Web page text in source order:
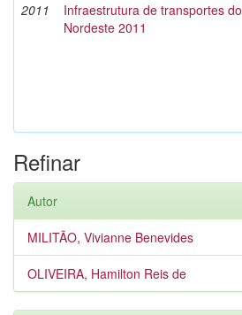
2011
Infraestrutura de transportes do
Nordeste 2011
Refinar
Autor
MILITÃO, Vivianne Benevides
OLIVEIRA, Hamilton Reis de